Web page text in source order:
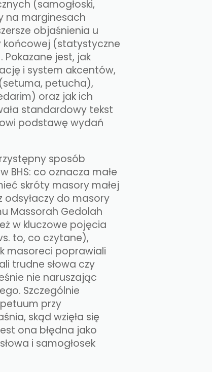
(samogłoski,
na marginesach
objaśnienia u
końcowej (statystyczne
Pokazane jest, jak
i system akcentów,
petucha),
oraz jak ich
standardowy tekst
podstawę wydań
sposób
BHS: co oznacza małe
skróty masory małej
odsyłaczy do masory
Massorah Gedolah
w kluczowe pojęcia
to, co czytane),
masoreci poprawiali
trudne słowa czy
nie naruszając
Szczególnie
przy
skąd wzięła się
ona błędna jako
i samogłosek